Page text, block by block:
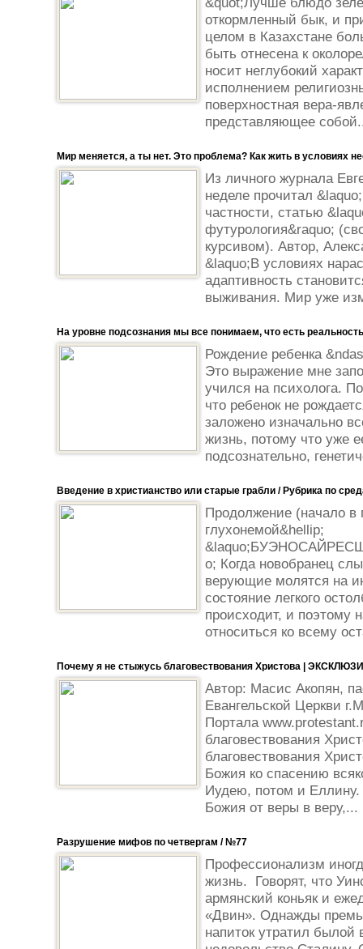
откормленный бык, и
целом в Казахстане
быть отнесена к
носит неглубокий
исполнением
поверхностная вера-
представляющее
Мир меняется, а ты нет. Это проблема? Как жить в условиях
Из личного журнала
неделе прочитал
частности, статью
футурология&raquo;
курсивом). Автор,
&laquo;В условиях
адаптивность
выживания. Мир уже
На уровне подсознания мы все понимаем, что есть
Рождение ребенка
Это выражение мне
учился на психолога.
что ребенок не
заложено изначально
жизнь, потому что уже
подсознательно,
Введение в христианство или старые грабли / Рубрика по
Продолжение (начало
глухонемой&hellip;
o; Когда новобранец
верующие молятся на
состояние легкого
происходит, и поэтому
относиться ко всему
Почему я не стыжусь благовествования Христова |
Автор: Масис Акопян,
Евангельской Церкви
Портала
благовествования
благовествования
Божия ко спасению
Иудею, потом и Еллину.
Божия от веры в веру,...
Разрушение мифов по четвергам / №77
Профессионализм
жизнь. Говорят, что
армянский коньяк и
«Двин». Однажды
напиток утратил былой